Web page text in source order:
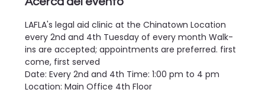
LAFLA's legal aid clinic at the Chinatown Location
every 2nd and 4th Tuesday of every month Walk-
ins are accepted; appointments are preferred. first
come, first served
Date: Every 2nd and 4th Time: 1:00 pm to 4 pm
Location: Main Office 4th Floor